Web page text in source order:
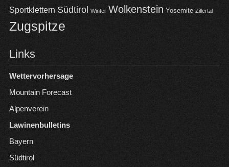
Sportklettern Südtirol Winter Wolkenstein Yosemite Zillertal
Zugspitze
Links
Wettervorhersage
Mountain Forecast
Alpenverein
Lawinenbulletins
Bayern
Südtirol